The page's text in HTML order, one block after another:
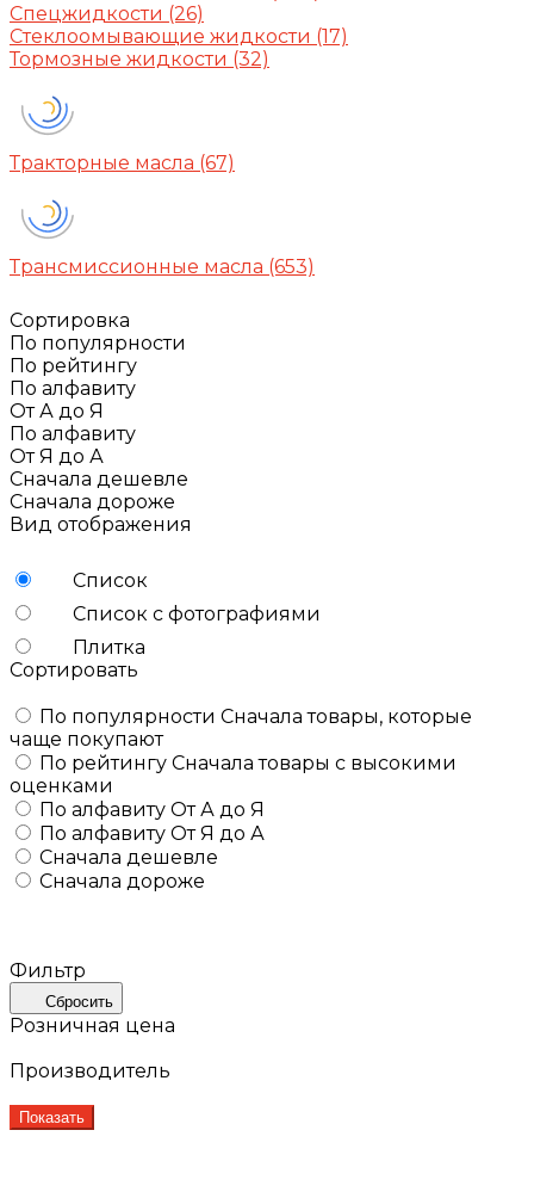
Спецжидкости (26)
Стеклоомывающие жидкости (17)
Тормозные жидкости (32)
Тракторные масла (67)
Трансмиссионные масла (653)
Сортировка
По популярности
По рейтингу
По алфавиту
От А до Я
По алфавиту
От Я до А
Сначала дешевле
Сначала дороже
Вид отображения
Список
Список с фотографиями
Плитка
Сортировать
По популярности Сначала товары, которые
чаще покупают
По рейтингу Сначала товары с высокими
оценками
По алфавиту От А до Я
По алфавиту От Я до А
Сначала дешевле
Сначала дороже
Фильтр
Сбросить
Розничная цена
Производитель
Показать